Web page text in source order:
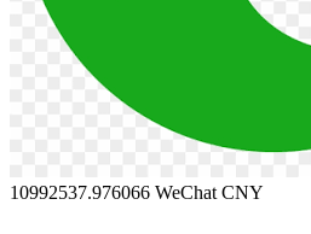
10992537.976066 WeChat CNY